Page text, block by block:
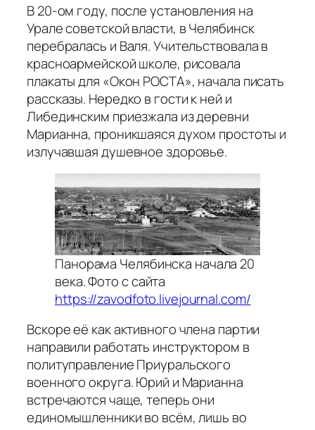
В 20-ом году, после установления на
Урале советской власти, в Челябинск
перебралась и Валя. Учительствовала в
красноармейской школе, рисовала
плакаты для «Окон РОСТА», начала писать
рассказы. Нередко в гости к ней и
Либединским приезжала из деревни
Марианна, проникшаяся духом простоты и
излучавшая душевное здоровье.
Панорама Челябинска начала 20
века. Фото с сайта
https://zavodfoto.livejournal.com/
Вскоре её как активного члена партии
направили работать инструктором в
политуправление Приуральского
военного округа. Юрий и Марианна
встречаются чаще, теперь они
единомышленники во всём, лишь во